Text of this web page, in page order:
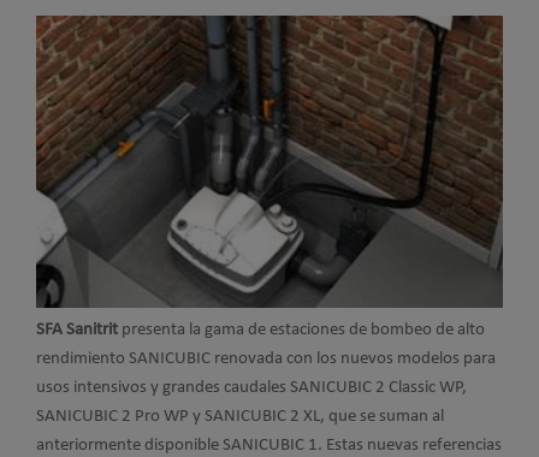
SFA Sanitrit presenta la gama de estaciones de bombeo de alto
rendimiento SANICUBIC renovada con los nuevos modelos para
usos intensivos y grandes caudales SANICUBIC 2 Classic WP,
SANICUBIC 2 Pro WP y SANICUBIC 2 XL, que se suman al
anteriormente disponible SANICUBIC 1. Estas nuevas referencias